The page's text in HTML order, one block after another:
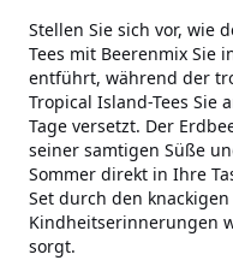
Stellen Sie sich vor, wie
Tees mit Beerenmix Sie
entführt, während der
Tropical Island-Tees Sie
Tage versetzt. Der
seiner samtigen Süße
Sommer direkt in Ihre
Set durch den
Kindheitserinnerungen
sorgt.